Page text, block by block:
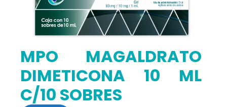
MPO MAGALDRATO
DIMETICONA 10 ML
C/10 SOBRES